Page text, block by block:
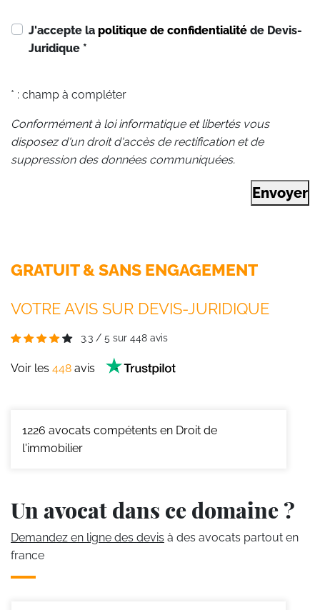
J'accepte la politique de confidentialité de Devis-
Juridique *
* : champ à compléter
Conformément à loi informatique et libertés vous
disposez d'un droit d'accès de rectification et de
suppression des données communiquées.
Envoyer
GRATUIT & SANS ENGAGEMENT
VOTRE AVIS SUR DEVIS-JURIDIQUE
3.3 / 5 sur 448 avis
Voir les 448 avis
1226 avocats compétents en Droit de
l'immobilier
Un avocat dans ce domaine ?
Demandez en ligne des devis à des avocats partout en
france